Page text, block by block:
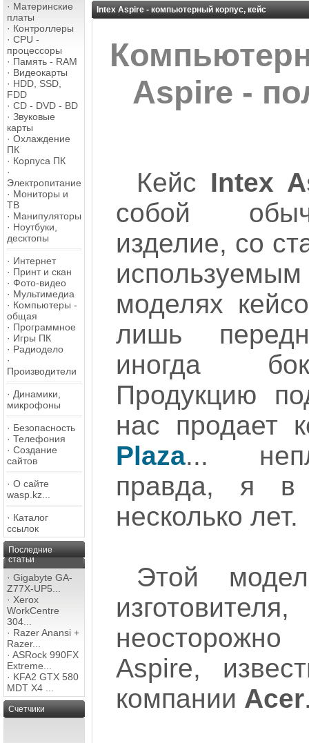
· Материнские
платы
· Контроллеры
· CPU -
процессоры
· Память - RAM
· Видеокарты
· HDD, SSD,
FDD
· CD - DVD - BD
· Звуковые
карты
· Охлаждение
ПК
· Корпуса ПК
·
Электропитание
· Мониторы и
ТВ
· Манипуляторы
· Ноутбуки,
десктопы
· Интернет
· Принт и скан
· Фото-видео
· Мультимедиа
· Компьютеры -
общая
· Программное
· Игры ПК
· Радиодело
·
Производители
· Динамики,
микрофоны
· Безопасность
· Телефония
· Создание
сайтов
· О сайте
wasp.kz...
· Каталог
ссылок
Последние
статьи
· Gigabyte GA-
Z77X-UP5...
· Xerox
WorkCentre
304...
· Razer Anansi +
Razer...
· ASRock 990FX
Extreme...
· KFA2 GTX 580
MDT X4 ...
Счетчики
Intex Aspire - компьютерный корпус, кейс
Aspire -
Кейс Intex
собой
изделие, со
моделях
лишь
иногда
Продукцию
нас продает
Plaza...
правда, я
несколько лет.
Этой
неосторожно
Aspire,
компании Acer